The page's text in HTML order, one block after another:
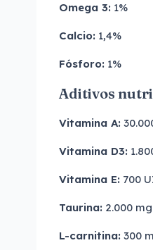
Omega 3: 1%
Calcio: 1,4%
Fósforo: 1%
Aditivos
Vitamina A:
Vitamina D3:
Vitamina E: 700
Taurina: 2.000 mg
L-carnitina: 300